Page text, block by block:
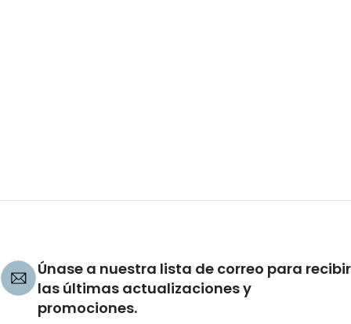
Únase a nuestra lista de correo para recibir
las últimas actualizaciones y
promociones.